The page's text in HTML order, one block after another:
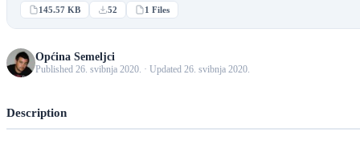
145.57 KB 52 1 Files
Općina Semeljci
Published 26. svibnja 2020. · Updated 26. svibnja 2020.
Description